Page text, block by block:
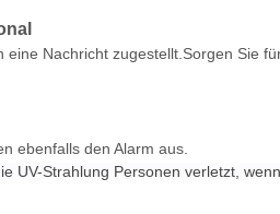
Nachricht zugestellt.Sorgen Sie
ebenfalls den Alarm aus.
UV-Strahlung Personen verletzt,